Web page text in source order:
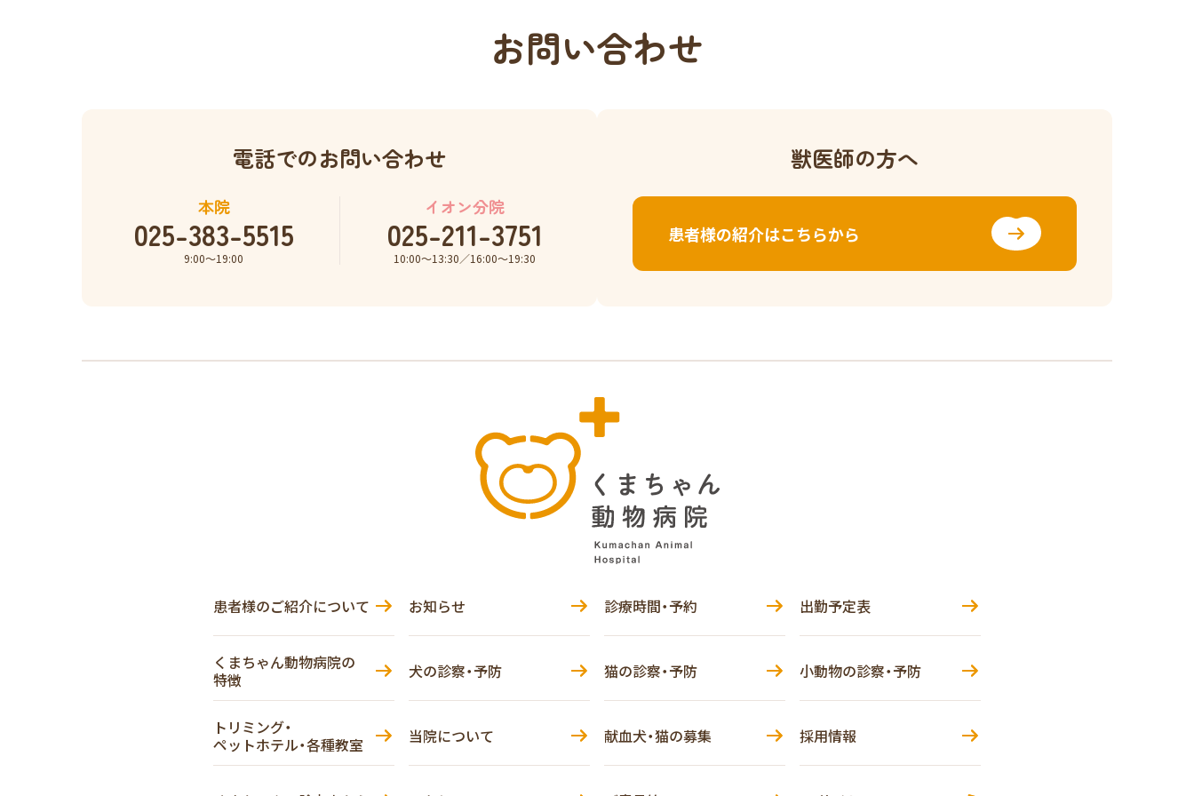
お問い合わせ
電話でのお問い合わせ
本院
025-383-5515
9:00〜19:00
イオン分院
025-211-3751
10:00〜13:30／16:00〜19:30
獣医師の方へ
患者様の紹介はこちらから
患者様のご紹介について お知らせ 診療時間・予約 出勤予定表
くまちゃん動物病院の
特徴
犬の診察・予防 猫の診察・予防 小動物の診察・予防
トリミング・
ペットホテル・各種教室
当院について 献血犬・猫の募集 採用情報